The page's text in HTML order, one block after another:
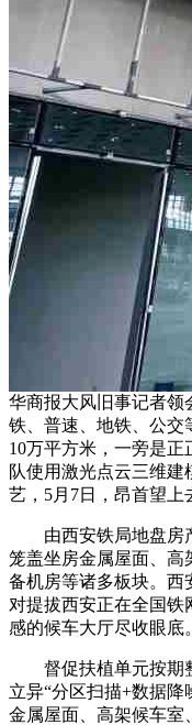
华商报大风旧事记者领
铁、普速、地铁、公交
10万平方米，一旁是
队使用激光点云三维
艺，5月7日，昂首望上
由西安铁局地盘房产
笼盖坐房金属屋面、高
备机房等诸多板块。西
对提拔西安正在全国铁
感的候车大厅尽收眼底。
督促扶植单元按期整
立异“分区扫描+数据
金属屋面、高架候车室